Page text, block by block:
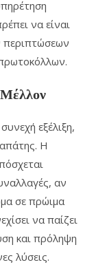
να είναι
περιπτώσεων
Μέλλον
εξέλιξη,
απάτης. Η
αν
σε πρώιμα
να παίζει
και πρόληψη
λύσεις.